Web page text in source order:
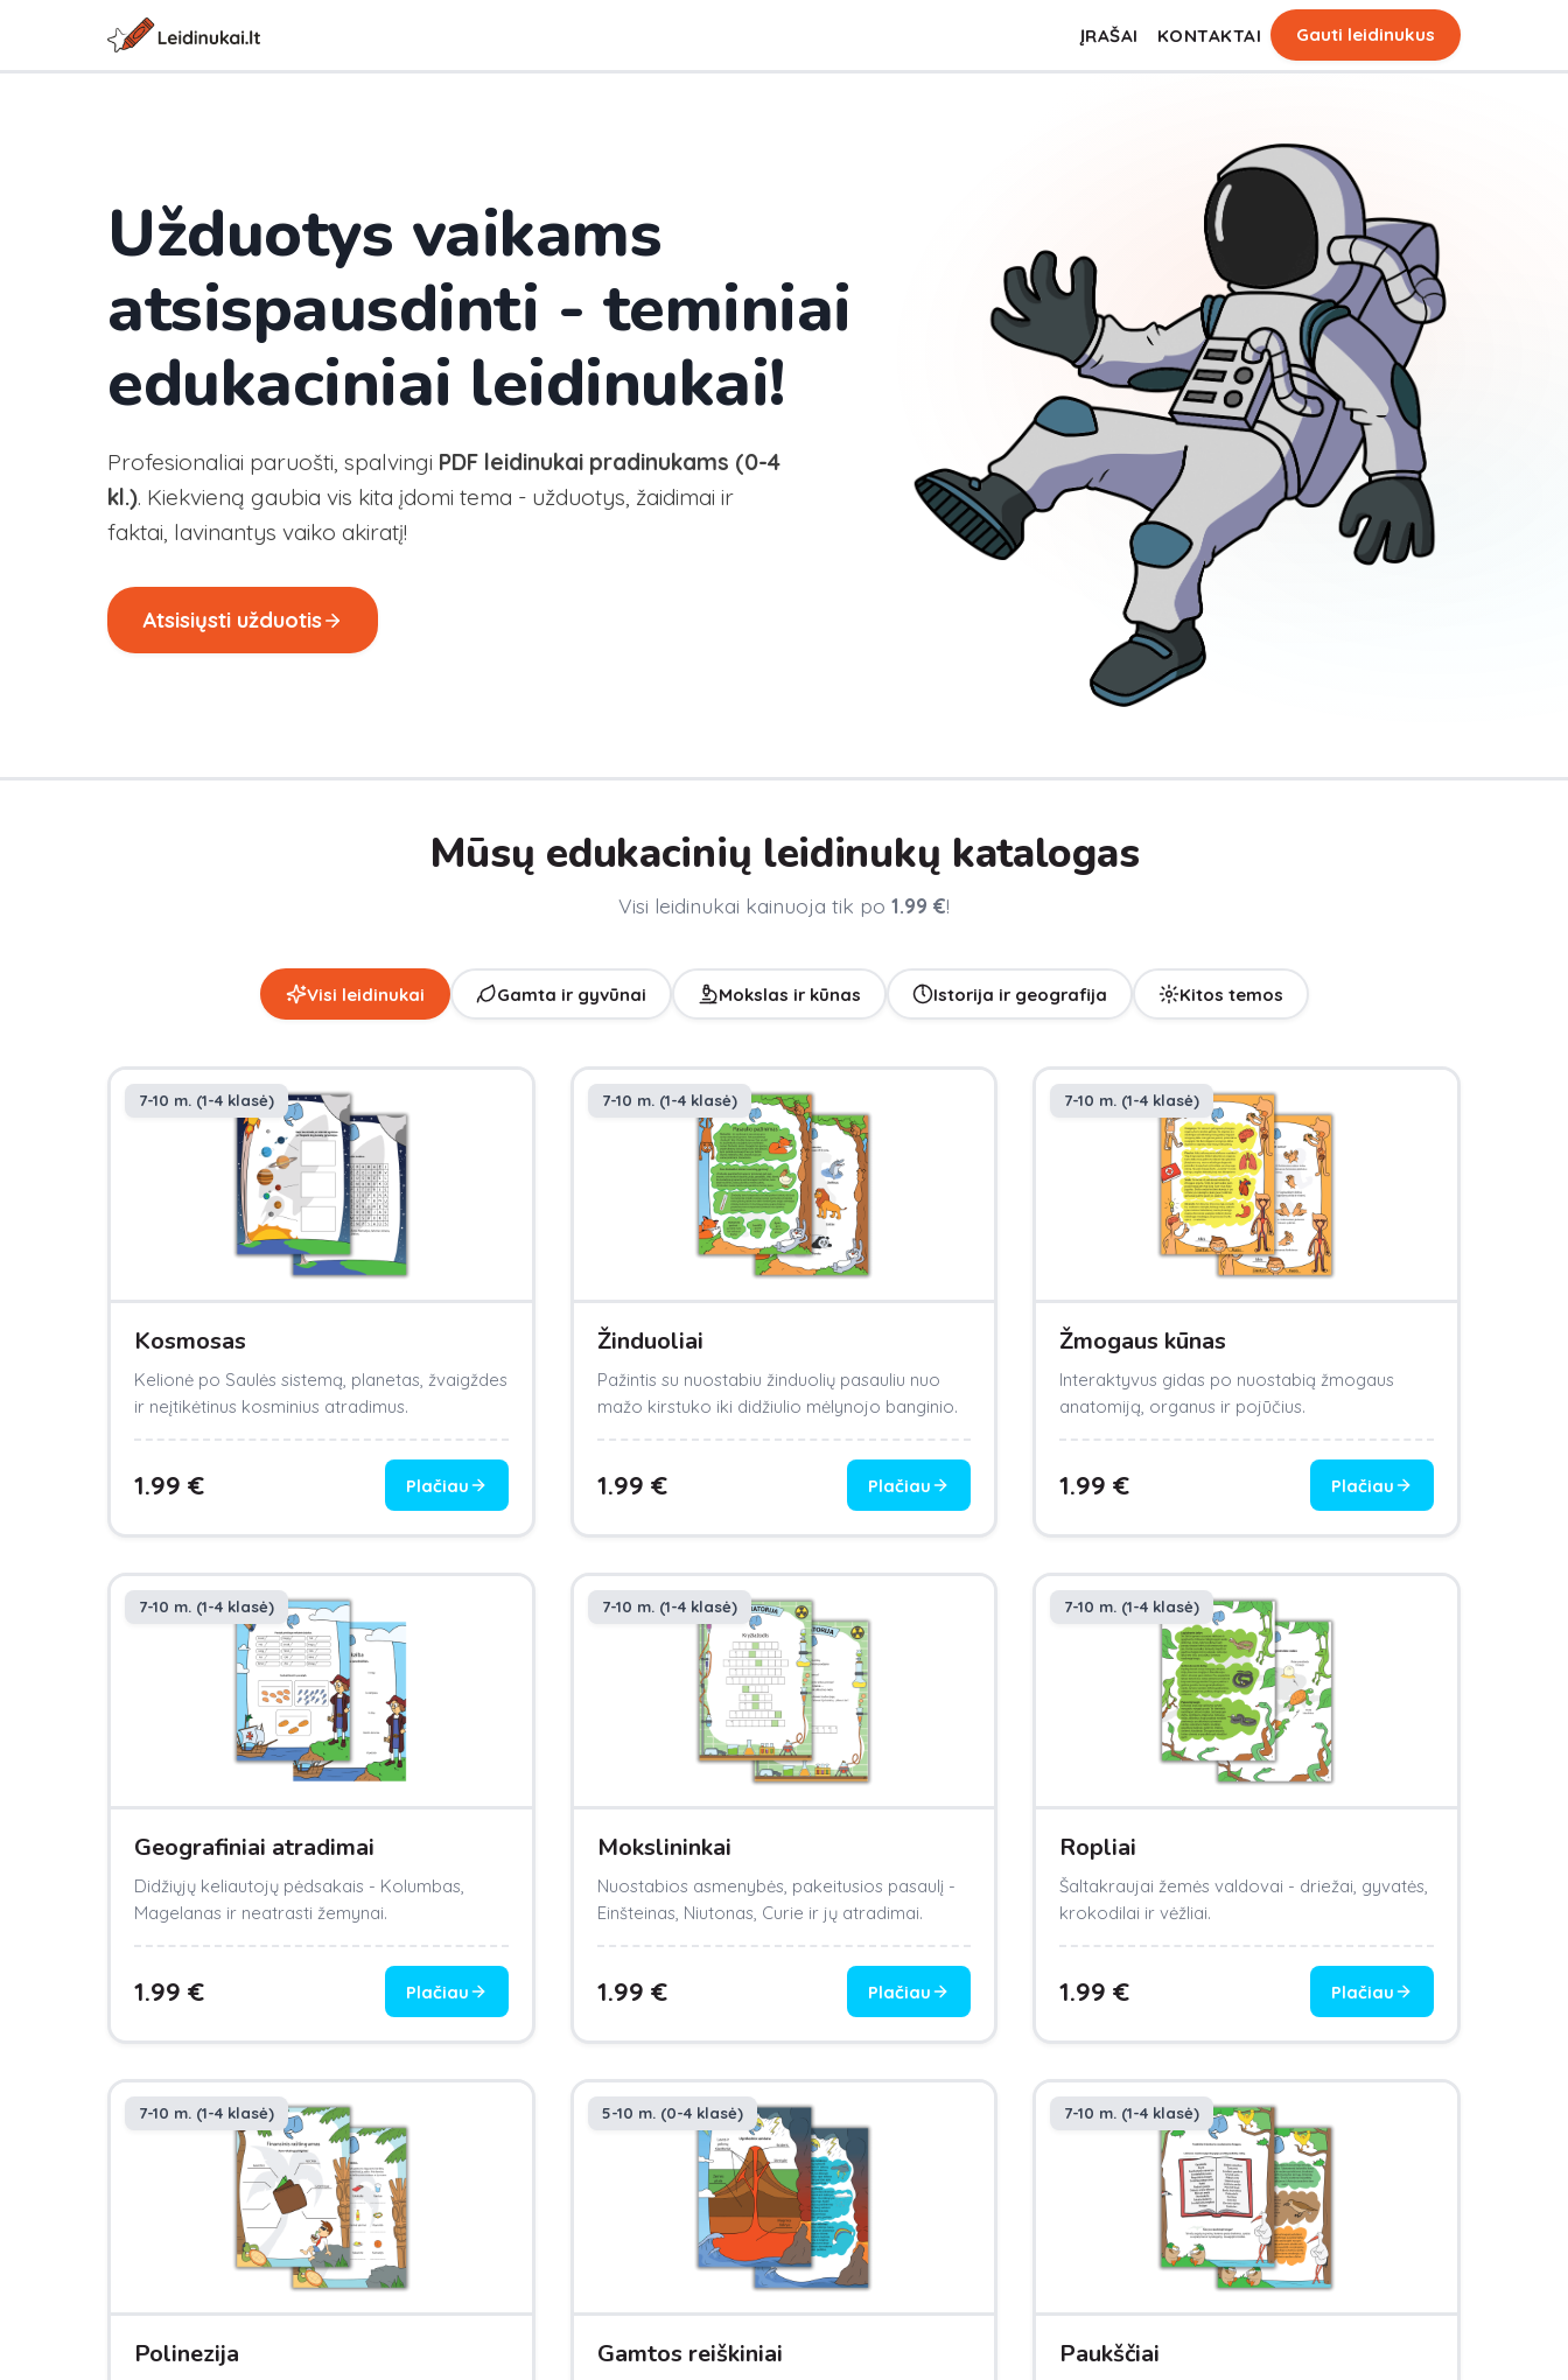
ĮRAŠAI KONTAKTAI Gauti leidinukus
Užduotys vaikams
atsispausdinti - teminiai
edukaciniai leidinukai!
Profesionaliai paruošti, spalvingi PDF leidinukai pradinukams (0-4
kl.). Kiekvieną gaubia vis kita įdomi tema - užduotys, žaidimai ir
faktai, lavinantys vaiko akiratį!
Atsisiųsti užduotis
Mūsų edukacinių leidinukų katalogas
Visi leidinukai kainuoja tik po 1.99 €!
Visi leidinukai Gamta ir gyvūnai Mokslas ir kūnas Istorija ir geografija Kitos temos
7-10 m. (1-4 klasė)
Kosmosas
Kelionė po Saulės sistemą, planetas, žvaigždes
ir neįtikėtinus kosminius atradimus.
1.99 € Plačiau
7-10 m. (1-4 klasė)
Žinduoliai
Pažintis su nuostabiu žinduolių pasauliu nuo
mažo kirstuko iki didžiulio mėlynojo banginio.
1.99 € Plačiau
7-10 m. (1-4 klasė)
Žmogaus kūnas
Interaktyvus gidas po nuostabią žmogaus
anatomiją, organus ir pojūčius.
1.99 € Plačiau
7-10 m. (1-4 klasė)
Geografiniai atradimai
Didžiųjų keliautojų pėdsakais - Kolumbas,
Magelanas ir neatrasti žemynai.
1.99 € Plačiau
7-10 m. (1-4 klasė)
Mokslininkai
Nuostabios asmenybės, pakeitusios pasaulį -
Einšteinas, Niutonas, Curie ir jų atradimai.
1.99 € Plačiau
7-10 m. (1-4 klasė)
Ropliai
Šaltakraujai žemės valdovai - driežai, gyvatės,
krokodilai ir vėžliai.
1.99 € Plačiau
7-10 m. (1-4 klasė)
Polinezija
5-10 m. (0-4 klasė)
Gamtos reiškiniai
7-10 m. (1-4 klasė)
Paukščiai